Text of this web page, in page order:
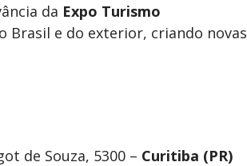
da Expo Turismo
Brasil e do exterior, criando novas
de Souza, 5300 – Curitiba (PR)